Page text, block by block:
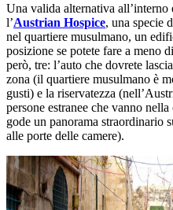
Una valida alternativa all’interno
l’Austrian Hospice, una specie
nel quartiere musulmano, un
posizione se potete fare a meno
però, tre: l’auto che dovrete
zona (il quartiere musulmano è
gusti) e la riservatezza
persone estranee che vanno
gode un panorama straordinario
alle porte delle camere).